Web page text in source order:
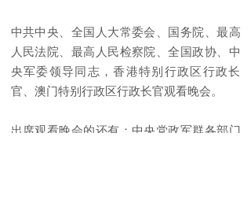
中共中央、全国人大常委会、国务院、最高
人民法院、最高人民检察院、全国政协、中
央军委领导同志，香港特别行政区行政长
官、澳门特别行政区行政长官观看晚会。
出席观看晚会的还有：中央党政军群各部门